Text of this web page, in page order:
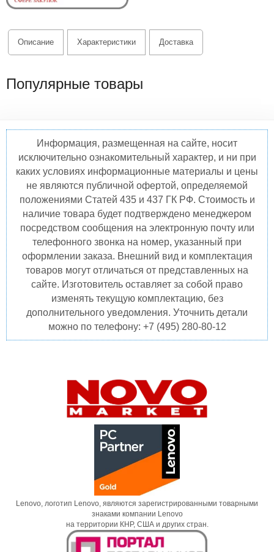
Описание Характеристики Доставка
Популярные товары
Информация, размещенная на сайте, носит
исключительно ознакомительный характер, и ни при
каких условиях информационные материалы и цены
не являются публичной офертой, определяемой
положениями Статей 435 и 437 ГК РФ. Стоимость и
наличие товара будет подтверждено менеджером
посредством сообщения на электронную почту или
телефонного звонка на номер, указанный при
оформлении заказа. Внешний вид и комплектация
товаров могут отличаться от представленных на
сайте. Изготовитель оставляет за собой право
изменять текущую комплектацию, без
дополнительного уведомления. Уточнить детали
можно по телефону: +7 (495) 280-80-12
Lenovo, логотип Lenovo, являются зарегистрированными товарными
знаками компании Lenovo
на территории КНР, США и других стран.